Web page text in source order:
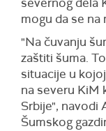
mogu da se
"Na čuvanju
zaštiti šuma.
situacije u
na severu KiM
Srbije", navodi
Šumskog